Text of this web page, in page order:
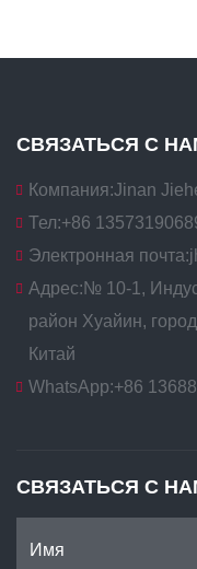
СВЯЗАТЬСЯ С
Компания:Jinan
Тел:+86
Электронная почта:
Адрес: № 10-1,
район Хуайин,
Китай
WhatsApp:+86
СВЯЗАТЬСЯ С